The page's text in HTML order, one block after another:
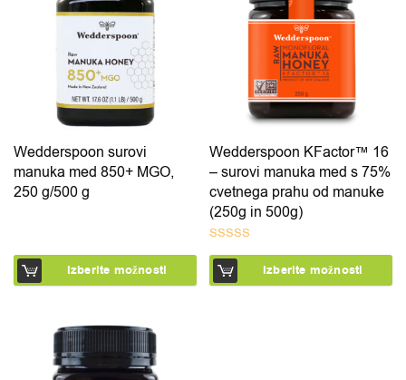
Wedderspoon surovi
manuka med 850+ MGO,
250 g/500 g
Izberite možnosti
Wedderspoon KFactor™ 16
– surovi manuka med s 75%
cvetnega prahu od manuke
(250g in 500g)
Ocenjeno
5.00od 5 Izberite možnosti
Ta izdelek ima več različic. Možnosti lahko izberete